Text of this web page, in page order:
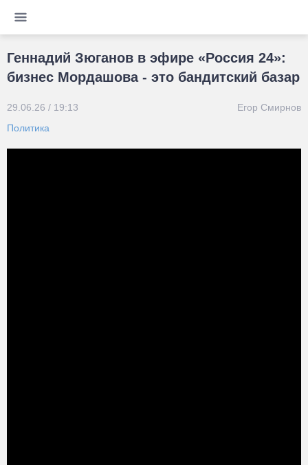
Геннадий Зюганов в эфире «Россия 24»:
бизнес Мордашова - это бандитский базар
29.06.26 / 19:13
Егор Смирнов
Политика